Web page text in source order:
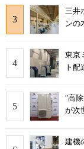
三井
ンの
東京
ト配
“高
が次
建機